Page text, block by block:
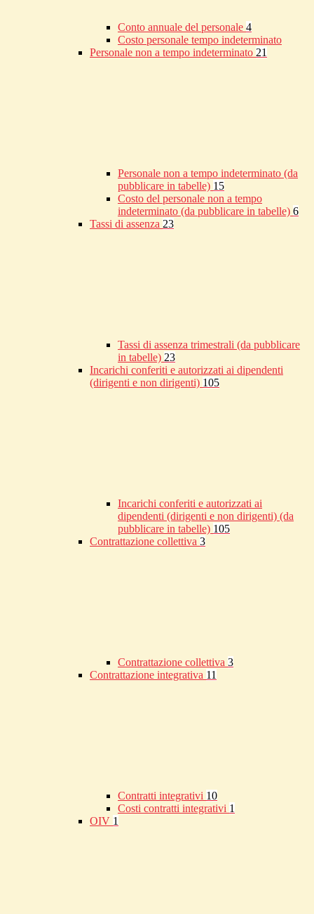
Conto annuale del personale 4
Costo personale tempo indeterminato
Personale non a tempo indeterminato 21
Personale non a tempo indeterminato (da
pubblicare in tabelle) 15
Costo del personale non a tempo
indeterminato (da pubblicare in tabelle) 6
Tassi di assenza 23
Tassi di assenza trimestrali (da pubblicare
in tabelle) 23
Incarichi conferiti e autorizzati ai dipendenti
(dirigenti e non dirigenti) 105
Incarichi conferiti e autorizzati ai
dipendenti (dirigenti e non dirigenti) (da
pubblicare in tabelle) 105
Contrattazione collettiva 3
Contrattazione collettiva 3
Contrattazione integrativa 11
Contratti integrativi 10
Costi contratti integrativi 1
OIV 1